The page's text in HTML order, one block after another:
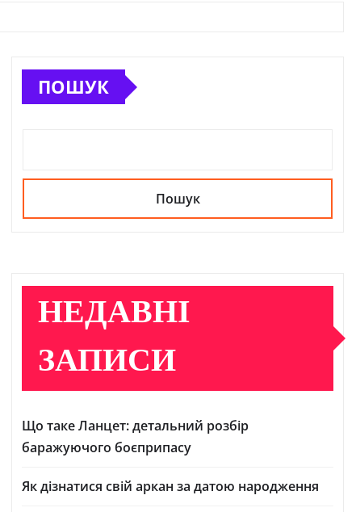
ПОШУК
Пошук
НЕДАВНІ
ЗАПИСИ
Що таке Ланцет: детальний розбір
баражуючого боєприпасу
Як дізнатися свій аркан за датою народження